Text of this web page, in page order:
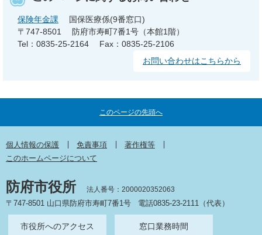
保険年金課
国保医療係(9番窓口)
〒747-8501
防府市寿町7番1号（本館1階）
Tel：0835-25-2164
Fax：0835-25-2106
お問い合わせはこちらから
このページの先頭へ
個人情報の保護 免責事項
著作権等
このホームページについて
防府市役所 法人番号：2000020352063
〒747-8501 山口県防府市寿町7番1号 電話0835-23-2111（代表）
市役所へのアクセス 窓口業務時間